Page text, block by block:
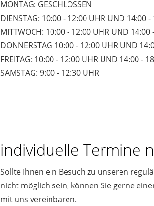
MONTAG: GESCHLOSSEN
DIENSTAG: 10:00 - 12:00 UHR UND 14:00 -
MITTWOCH: 10:00 - 12:00 UHR UND 14:00
DONNERSTAG 10:00 - 12:00 UHR UND
FREITAG: 10:00 - 12:00 UHR UND 14:00 -
SAMSTAG: 9:00 - 12:30 UHR
individuelle Termine
Sollte Ihnen ein Besuch zu unseren
nicht möglich sein, können Sie gerne
mit uns vereinbaren.